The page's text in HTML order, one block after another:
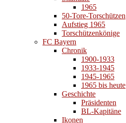
1965
50-Tore-Torschützen
Aufstieg 1965
Torschützenkönige
FC Bayern
Chronik
1900-1933
1933-1945
1945-1965
1965 bis heute
Geschichte
Präsidenten
BL-Kapitäne
Ikonen